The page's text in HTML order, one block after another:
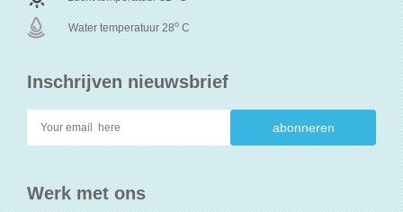
Inschrijven nieuwsbrief
Werk met ons
Water temperatuur 28o C